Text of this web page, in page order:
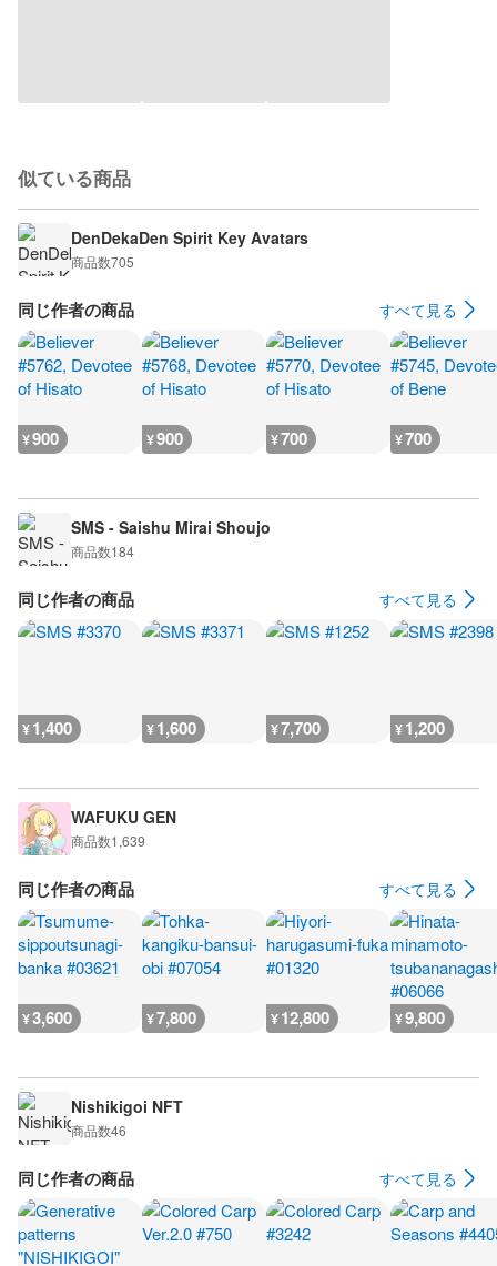
似ている商品
DenDekaDen Spirit Key Avatars
商品数705
同じ作者の商品 すべて見る
¥900 ¥900 ¥700 ¥700
SMS - Saishu Mirai Shoujo
商品数184
同じ作者の商品 すべて見る
¥1,400 ¥1,600 ¥7,700 ¥1,200
WAFUKU GEN
商品数1,639
同じ作者の商品 すべて見る
¥3,600 ¥7,800 ¥12,800 ¥9,800
Nishikigoi NFT
商品数46
同じ作者の商品 すべて見る